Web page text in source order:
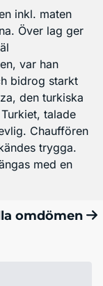
inkl. maten
Över lag ger
var han
bidrog starkt
den turkiska
talade
Chauffören
trygga.
med en
omdömen